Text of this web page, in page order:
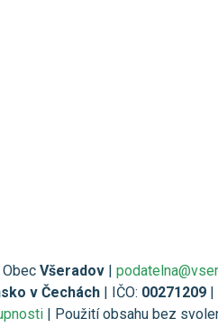
Všeradov |
v Čechách | IČO: 00271209 |
| Použití obsahu bez